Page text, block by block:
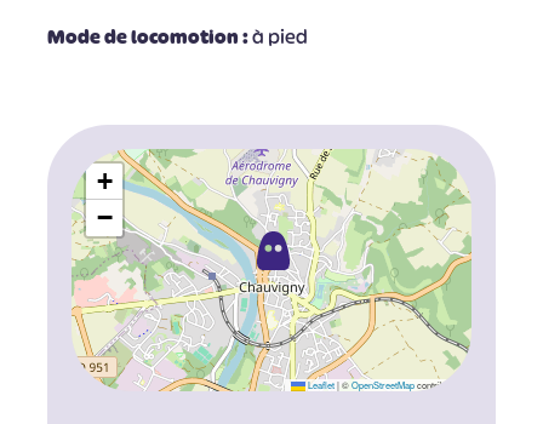
Mode de locomotion :à pied
+
−
Leaflet |©OpenStreetMapcontributors